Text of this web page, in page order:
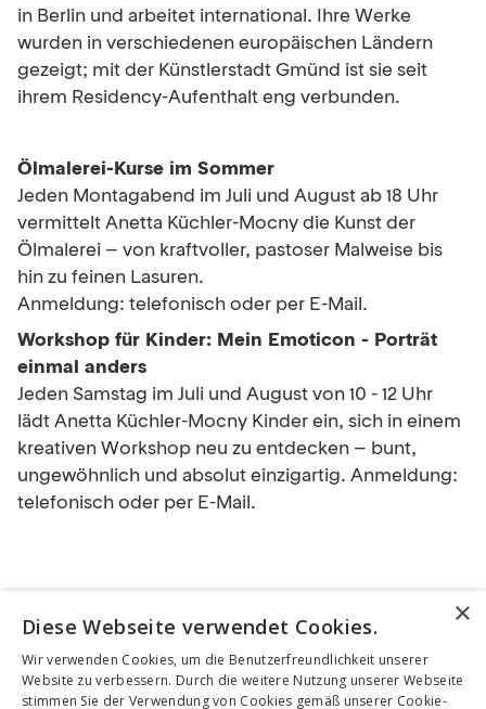
in Berlin und arbeitet international. Ihre Werke
wurden in verschiedenen europäischen Ländern
gezeigt; mit der Künstlerstadt Gmünd ist sie seit
ihrem Residency-Aufenthalt eng verbunden.
Ölmalerei-Kurse im Sommer
Jeden Montagabend im Juli und August ab 18 Uhr
vermittelt Anetta Küchler-Mocny die Kunst der
Ölmalerei – von kraftvoller, pastoser Malweise bis
hin zu feinen Lasuren.
Anmeldung: telefonisch oder per E-Mail.
Workshop für Kinder: Mein Emoticon - Porträt
einmal anders
Jeden Samstag im Juli und August von 10 - 12 Uhr
lädt Anetta Küchler-Mocny Kinder ein, sich in einem
kreativen Workshop neu zu entdecken – bunt,
ungewöhnlich und absolut einzigartig. Anmeldung:
telefonisch oder per E-Mail.
INFORMATIONEN & KONTAKT:
KunsTTraum Studio
Kirchgasse 45
Tel.: +49 176 62538884
×
Diese Webseite verwendet Cookies.
Wir verwenden Cookies, um die Benutzerfreundlichkeit unserer
Website zu verbessern. Durch die weitere Nutzung unserer Webseite
stimmen Sie der Verwendung von Cookies gemäß unserer Cookie-